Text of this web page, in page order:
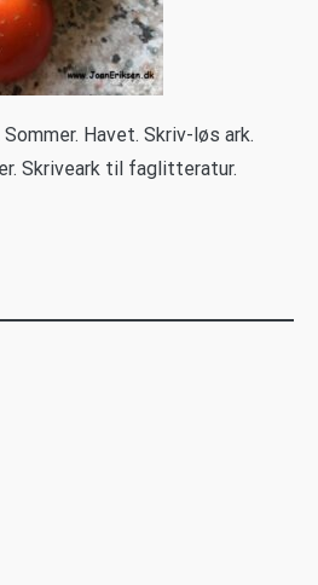
Havet. Skriv-løs ark.
Skriveark til faglitteratur.